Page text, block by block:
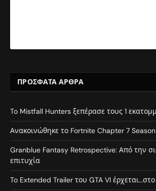
ΠΡΌΣΦΑΤΑ ΆΡΘΡΑ
To Mistfall Hunters ξεπέρασε τους 1
Ανακοινώθηκε το Fortnite Chapter 7
Granblue Fantasy Retrospective: Από την
επιτυχία
To Extended Trailer του GTA VI